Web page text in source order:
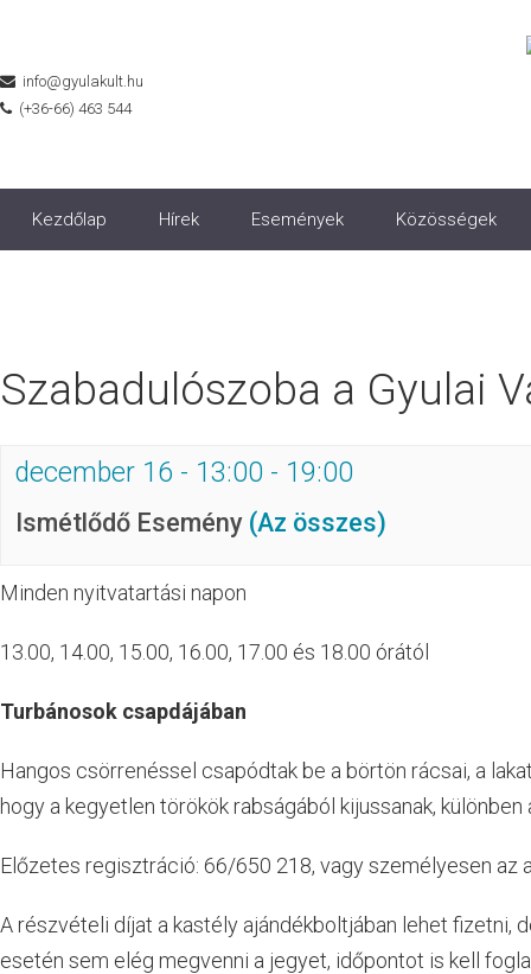
info@gyulakult.hu
(+36-66) 463 544
Kezdőlap Hírek Események Közösségek
Szabadulószoba a Gyulai
december 16 - 13:00 - 19:00
Ismétlődő Esemény (Az összes)
Minden nyitvatartási napon
13.00, 14.00, 15.00, 16.00, 17.00 és 18.00 órától
Turbánosok csapdájában
Hangos csörrenéssel csapódtak be a börtön rácsai, a
hogy a kegyetlen törökök rabságából kijussanak,
Előzetes regisztráció: 66/650 218, vagy személyesen az
A részvételi díjat a kastély ajándékboltjában lehet fizetni,
esetén sem elég megvenni a jegyet, időpontot is kell